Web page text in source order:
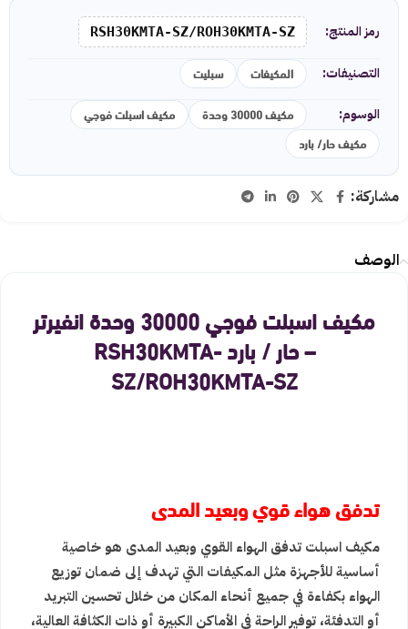
رمز المنتج: RSH30KMTA-SZ/ROH30KMTA-SZ
التصنيفات: المكيفات سبليت
الوسوم: مكيف 30000 وحدة
مكيف اسبلت فوجي
مكيف حار/ بارد
مشاركة:
الوصف
مكيف اسبلت فوجي 30000 وحدة انفيرتر
– حار / بارد RSH30KMTA-
SZ/ROH30KMTA-SZ
تدفق هواء قوي وبعيد المدى
مكيف اسبلت تدفق الهواء القوي وبعيد المدى هو خاصية
أساسية للأجهزة مثل المكيفات التي تهدف إلى ضمان توزيع
الهواء بكفاءة في جميع أنحاء المكان من خلال تحسين التبريد
أو التدفئة، توفير الراحة في الأماكن الكبيرة أو ذات الكثافة العالية،